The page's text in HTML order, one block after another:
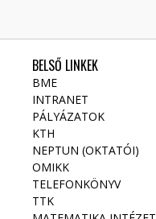
BELSŐ LINKEK
BME
INTRANET
PÁLYÁZATOK
KTH
NEPTUN (OKTATÓI)
OMIKK
TELEFONKÖNYV
TTK